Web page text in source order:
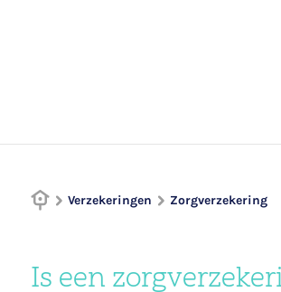
Verzekeringen Zorgverzekering
Is een